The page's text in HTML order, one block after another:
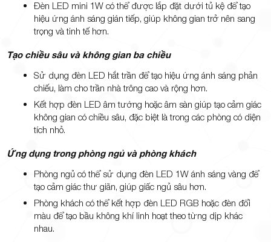
Đèn LED mini 1W có thể được lắp đặt dưới tủ kệ để tạo
hiệu ứng ánh sáng gián tiếp, giúp không gian trở nên sang
trọng và tinh tế hơn.
Tạo chiều sâu và không gian ba chiều
Sử dụng đèn LED hắt trần để tạo hiệu ứng ánh sáng phản
chiếu, làm cho trần nhà trông cao và rộng hơn.
Kết hợp đèn LED âm tường hoặc âm sàn giúp tạo cảm giác
không gian có chiều sâu, đặc biệt là trong các phòng có diện
tích nhỏ.
Ứng dụng trong phòng ngủ và phòng khách
Phòng ngủ có thể sử dụng đèn LED 1W ánh sáng vàng để
tạo cảm giác thư giãn, giúp giấc ngủ sâu hơn.
Phòng khách có thể kết hợp đèn LED RGB hoặc đèn đổi
màu để tạo bầu không khí linh hoạt theo từng dịp khác
nhau.